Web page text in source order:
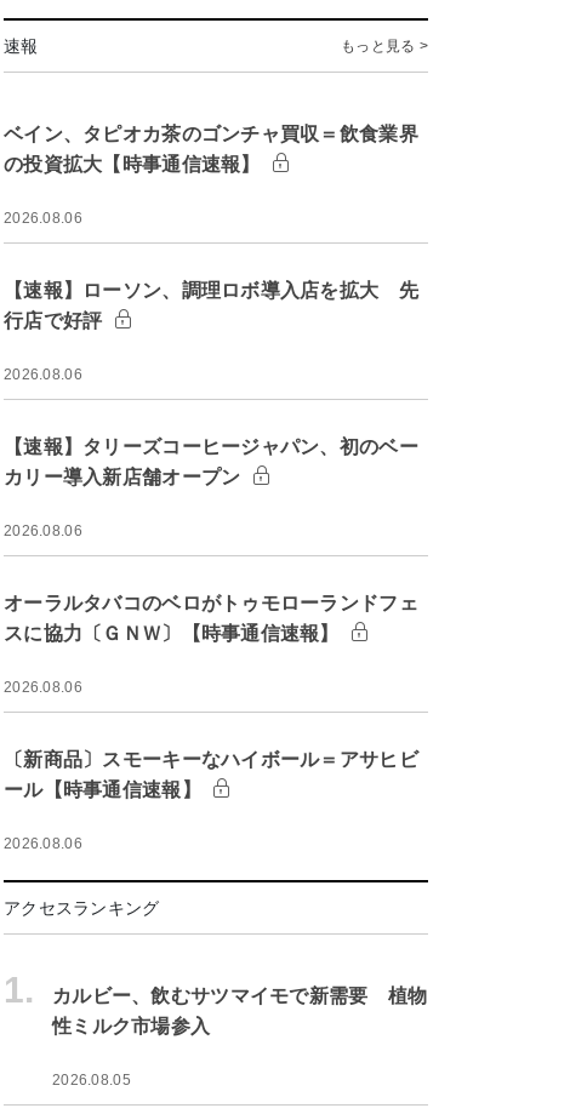
速報 もっと見る >
ベイン、タピオカ茶のゴンチャ買収＝飲食業界
の投資拡大【時事通信速報】
2026.08.06
【速報】ローソン、調理ロボ導入店を拡大 先
行店で好評
2026.08.06
【速報】タリーズコーヒージャパン、初のベー
カリー導入新店舗オープン
2026.08.06
オーラルタバコのベロがトゥモローランドフェ
スに協力〔ＧＮＷ〕【時事通信速報】
2026.08.06
〔新商品〕スモーキーなハイボール＝アサヒビ
ール【時事通信速報】
2026.08.06
アクセスランキング
1.
カルビー、飲むサツマイモで新需要 植物
性ミルク市場参入
2026.08.05